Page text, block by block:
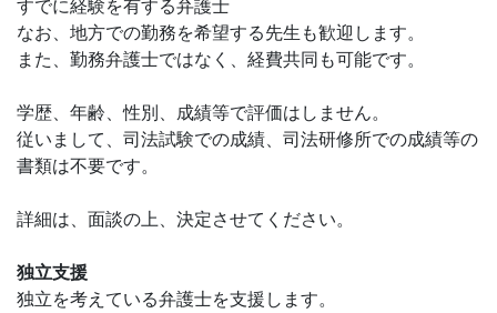
すでに経験を有する弁護士
なお、地方での勤務を希望する先生も歓迎します。
また、勤務弁護士ではなく、経費共同も可能です。
学歴、年齢、性別、成績等で評価はしません。
従いまして、司法試験での成績、司法研修所での成績等の
書類は不要です。
詳細は、面談の上、決定させてください。
独立支援
独立を考えている弁護士を支援します。